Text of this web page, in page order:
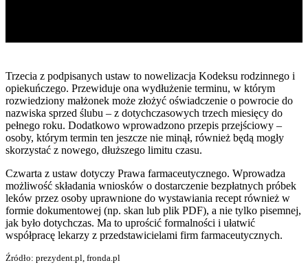
Trzecia z podpisanych ustaw to nowelizacja Kodeksu rodzinnego i
opiekuńczego. Przewiduje ona wydłużenie terminu, w którym
rozwiedziony małżonek może złożyć oświadczenie o powrocie do
nazwiska sprzed ślubu – z dotychczasowych trzech miesięcy do
pełnego roku. Dodatkowo wprowadzono przepis przejściowy –
osoby, którym termin ten jeszcze nie minął, również będą mogły
skorzystać z nowego, dłuższego limitu czasu.
Czwarta z ustaw dotyczy Prawa farmaceutycznego. Wprowadza
możliwość składania wniosków o dostarczenie bezpłatnych próbek
leków przez osoby uprawnione do wystawiania recept również w
formie dokumentowej (np. skan lub plik PDF), a nie tylko pisemnej,
jak było dotychczas. Ma to uprościć formalności i ułatwić
współpracę lekarzy z przedstawicielami firm farmaceutycznych.
Źródło: prezydent.pl, fronda.pl